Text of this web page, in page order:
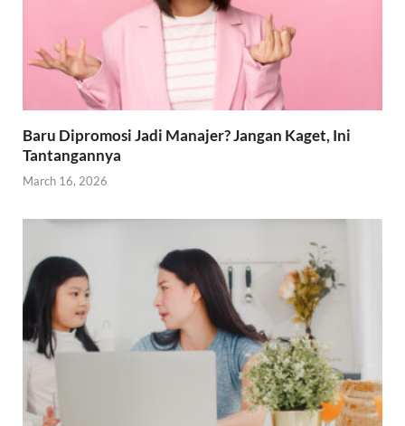
Baru Dipromosi Jadi Manajer? Jangan Kaget, Ini
Tantangannya
March 16, 2026